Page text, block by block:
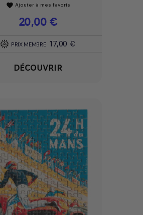
favorite Ajouter à mes favoris
Prix
20,00 €
PRIX MEMBRE 17,00 €
DÉCOUVRIR